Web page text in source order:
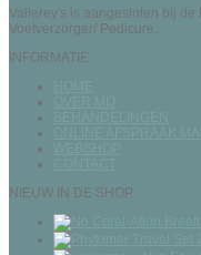
Vallerey's is aangesloten bij
Voetverzorger/ Pedicure.
INFORMATIE
NIEUW IN DE SHOP